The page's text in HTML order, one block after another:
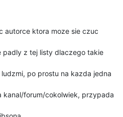
autorce ktora moze sie czuc
padly z tej listy dlaczego takie
po prostu na kazda jedna
kanal/forum/cokolwiek, przypada